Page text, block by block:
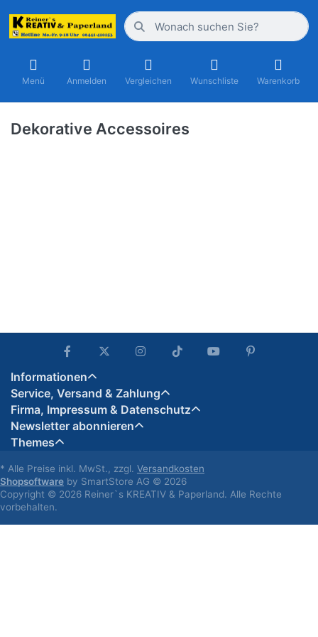
Menü Anmelden Vergleichen Wunschliste Warenkorb
Dekorative Accessoires
Informationen
Service, Versand & Zahlung
Firma, Impressum & Datenschutz
Newsletter abonnieren
Themes
* Alle Preise inkl. MwSt., zzgl. Versandkosten
Shopsoftware by SmartStore AG © 2026
Copyright © 2026 Reiner`s KREATIV & Paperland. Alle Rechte
vorbehalten.